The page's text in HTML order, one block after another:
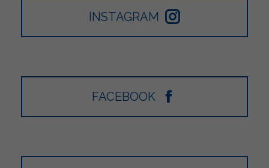
INSTAGRAM
FACEBOOK